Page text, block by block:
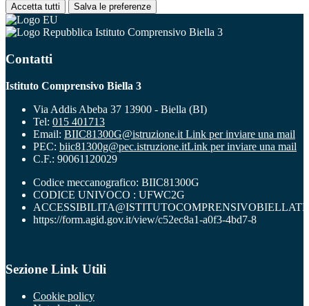
Accetta tutti Salva le preferenze
Istituto Comprensivo Biella 3
Contatti
Istituto Comprensivo Biella 3
Via Addis Abeba 37 13900 - Biella (BI)
Tel: 015 401713
Email: BIIC81300G@istruzione.it Link per inviare una mail
PEC: biic81300g@pec.istruzione.itLink per inviare una mail
C.F.: 90061120029
Codice meccanografico: BIIC81300G
CODICE UNIVOCO : UFWC2G
https://form.agid.gov.it/view/c52ec8a1-a0f3-4bd7-8
Sezione Link Utili
Cookie policy